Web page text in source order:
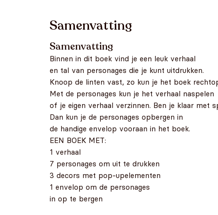
Samenvatting
Samenvatting
Binnen in dit boek vind je een leuk verhaal
en tal van personages die je kunt uitdrukken.
Knoop de linten vast, zo kun je het boek
Met de personages kun je het verhaal naspelen
of je eigen verhaal verzinnen. Ben je klaar met
Dan kun je de personages opbergen in
de handige envelop vooraan in het boek.
EEN BOEK MET:
1 verhaal
7 personages om uit te drukken
3 decors met pop-upelementen
1 envelop om de personages
in op te bergen